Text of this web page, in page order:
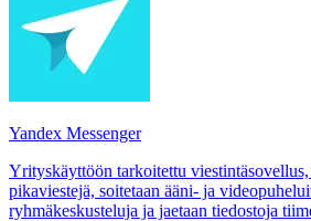
Yandex Messenger
Yrityskäyttöön tarkoitettu viestintäsovellus,
pikaviestejä, soitetaan ääni- ja
ryhmäkeskusteluja ja jaetaan tiedostoja